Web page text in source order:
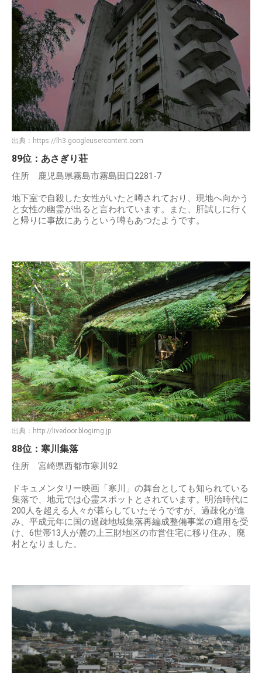
出典： https://lh3.googleusercontent.com
89位：あさぎり荘
住所 鹿児島県霧島市霧島田口2281-7
地下室で自殺した女性がいたと噂されており、現地へ向かう
と女性の幽霊が出ると言われています。また、肝試しに行く
と帰りに事故にあうという噂もあつたようです。
出典： http://livedoor.blogimg.jp
88位：寒川集落
住所 宮崎県西都市寒川92
ドキュメンタリー映画「寒川」の舞台としても知られている
集落で、地元では心霊スポットとされています。明治時代に
200人を超える人々が暮らしていたそうですが、過疎化が進
み、平成元年に国の過疎地域集落再編成整備事業の適用を受
け、6世帯13人が麓の上三財地区の市営住宅に移り住み、廃
村となりました。